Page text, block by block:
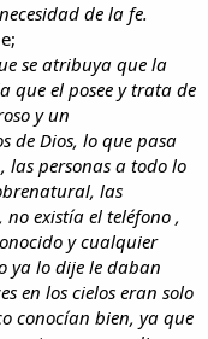
de la fe.
se atribuya que la
que el posee y trata de
y un
de Dios, lo que pasa
las personas a todo lo
las
existía el teléfono ,
y cualquier
ya lo dije le daban
en los cielos eran solo
conocían bien, ya que